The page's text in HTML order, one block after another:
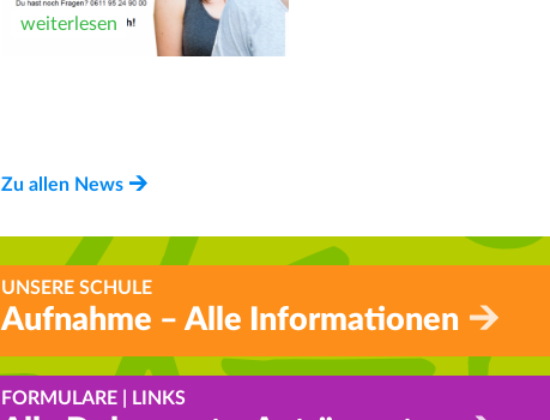
weiterlesen
Neue
Vertrauenslehrkräfte
Zu allen News
UNSERE SCHULE
Aufnahme – Alle Informationen
FORMULARE | LINKS